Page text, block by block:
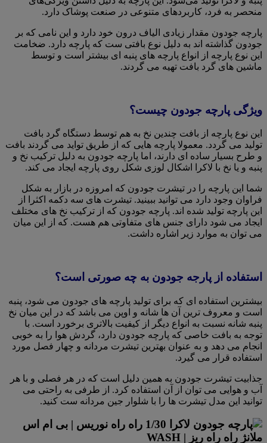
منحصر به فرد، کاربردهای متنوعی در صنعت پوشاک دارد.
پارچه جودون مقدار زیادی الیاف درون خود دارد و این نامی که بر
جودون گذاشته اند به دلیل نوع بافتی ست که پارچه دارد. ضخامت
این نوع پارچه از انواع پارچه های پنبه ای بیشتر است و توسط
ماشین های گرد بافت تهیه می گردند.
ویژگی پارچه جودون چیست؟
این نوع پارچه از بافت چندین نخ به هم توسط دستگاه گرد بافت
تولید می گردد. معمولا پارچه هایی که از طریق تواید می گردند بافت
و طرح بسیار ساده ای دارند، اما پارچه جودون به دلیل ترکیب نخ و
پنبه و یا نخ با لاکرا اشکال لوزی شکل روی پارچه ایجاد می کند.
شما این پارچه را در تیشرت جودون که امروزه در بازار به شکل
فراوان وجود دارد می توانید ببینید. تیشرت های سه دکمه اکثرا از
این پارچه تولید شده اند. پارچه جودون که از ترکیب نخ های مختلف
ایجاد می شود دارای جنس های متفاوتی هم هست. که از این میان
می توان به موارد زیر اشاره داشت.
استفاده از پارجه جودون به چه صورتی است؟
بیشترین استفاده ای که برای تولید پارچه های جودون می شود، پنبه
است و معروف ترین آن ها شانه و اوپن می باشد که در این میان نخ
پنبه شانه نسبت به انواع دیگر از کیفیت بالاتری برخورد است. با
توجه به بافت خاصی که پارچه جودون دارد، گردش هوا را به خوبی
انجام می دهد و به عنوان بهترین تیشرت مردانه و چهار فصل مورد
استفاده قرار می گیرد.
جذابیت تیشرت جودون به همین دلیل است که در هر فصلی و با هر
آب و‌ هوایی می توان از آن استفاده کرد. از طرفی به راحتی می
توانید این مدل تیشرت ها را با شلوار جین مردانه ست کنید.